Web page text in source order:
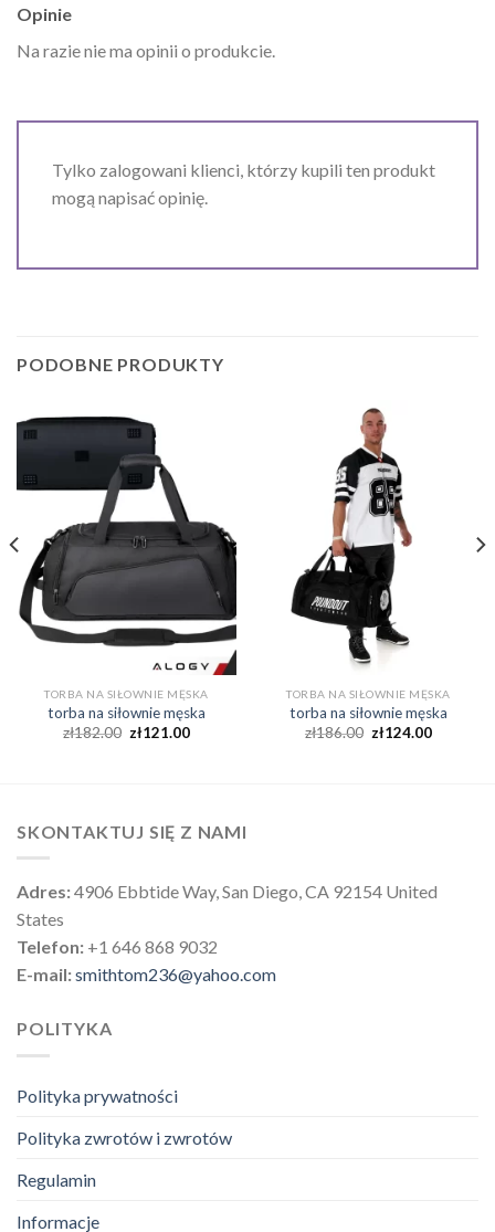
Opinie
Na razie nie ma opinii o produkcie.
Tylko zalogowani klienci, którzy kupili ten produkt
mogą napisać opinię.
PODOBNE PRODUKTY
TORBA NA SIŁOWNIE MĘSKA
torba na siłownie męska
zł182.00 zł121.00
TORBA NA SIŁOWNIE MĘSKA
torba na siłownie męska
zł186.00 zł124.00
SKONTAKTUJ SIĘ Z NAMI
Adres:4906 Ebbtide Way, San Diego, CA 92154 United
States
Telefon: +1 646 868 9032
E-mail:smithtom236@yahoo.com
POLITYKA
Polityka prywatności
Polityka zwrotów i zwrotów
Regulamin
Informacje